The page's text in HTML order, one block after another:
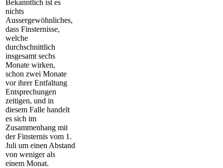
Bekanntlich ist es
nichts
Aussergewöhnliches,
dass Finsternisse,
welche
durchschnittlich
insgesamt sechs
Monate wirken,
schon zwei Monate
vor ihrer Entfaltung
Entsprechungen
zeitigen, und in
diesem Falle handelt
es sich im
Zusammenhang mit
der Finsternis vom 1.
Juli um einen Abstand
von weniger als
einem Monat.